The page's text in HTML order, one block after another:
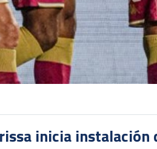
inicia